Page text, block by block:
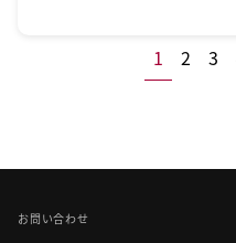
1 2 3
お問い合わせ